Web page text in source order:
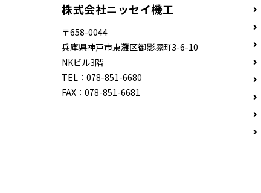
株式会社ニッセイ機工
〒658-0044
兵庫県神戸市東灘区御影塚町3-6-10
NKビル3階
TEL： 078-851-6680
FAX： 078-851-6681